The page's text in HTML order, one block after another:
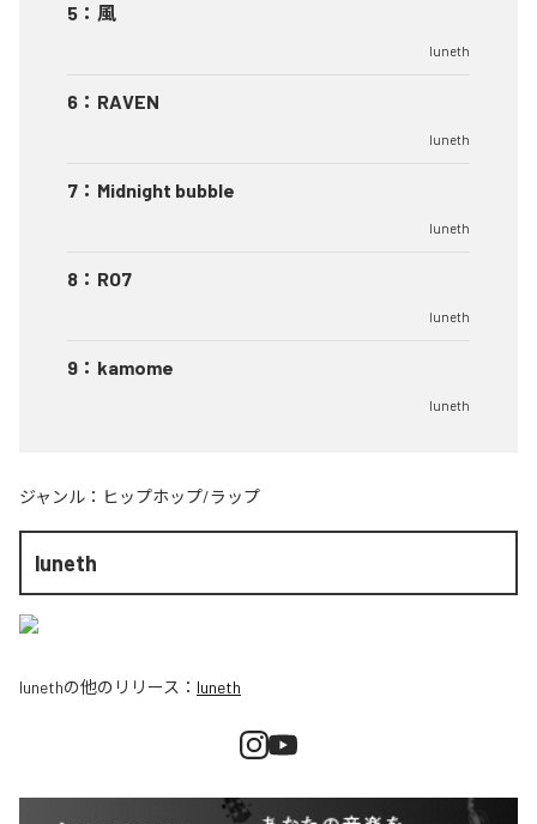
5 ： 風
luneth
6 ： RAVEN
luneth
7 ： Midnight bubble
luneth
8 ： RO7
luneth
9 ： kamome
luneth
ジャンル： ヒップホップ/ラップ
luneth
lunethの他のリリース： luneth